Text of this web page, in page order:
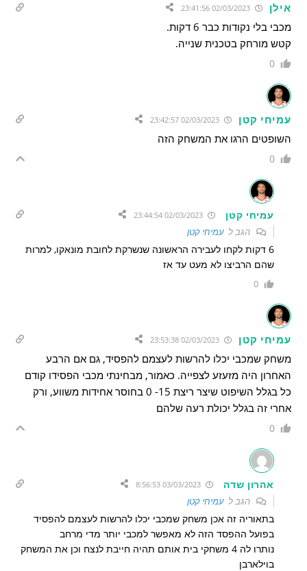
אילן 02/03/2023 23:41:56
מכבי בלי נקודות כבר 6 דקות.
קטש מורחק בטכנית שנייה.
0
עמיחי קטן
השופטים הרגו את המשחק הזה
0
עמיחי קטן
הגב לעמיחי קטן
6 דקות לקחו לעבירה הראשונה שנשרקת לחובת מונאקו, למרות
שהם הרביצו לא מעט עד אז
0
עמיחי קטן
משחק שמכבי יכלו להרשות לעצמם להפסיד, גם אם הרבע
האחרון היה מזעזע לצפייה. כאמור, מבחינתי מכבי הפסידו קודם
כל בגלל השיפוט שיצר ריצת 15- 0 בחוסר אחידות משווע, ורק
אחרי זה בגלל יכולת רעה שלהם
0
אהרון שדה
הגב לעמיחי קטן
בתאוריה זה אכן משחק שמכבי יכלו להרשות לעצמם להפסיד
בפועל ההפסד הזה לא מאפשר למכבי יותר מדי מרחב
נותרו לה 4 משחקי בית אותם תהיה חייבת לנצח וכן את המשחק
בוילארבן